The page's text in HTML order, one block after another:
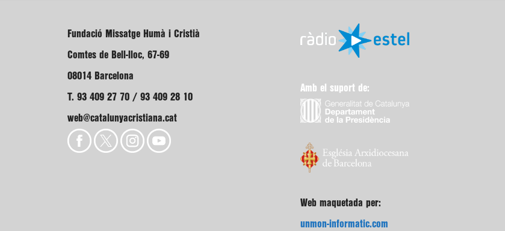
Fundació Missatge Humà i Cristià
Comtes de Bell-lloc, 67-69
08014 Barcelona
T. 93 409 27 70 / 93 409 28 10
web@catalunyacristiana.cat
Amb el suport de:
Web maquetada per:
unmon-informatic.com